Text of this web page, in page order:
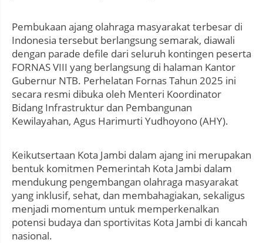
Pembukaan ajang olahraga masyarakat terbesar di
Indonesia tersebut berlangsung semarak, diawali
dengan parade defile dari seluruh kontingen peserta
FORNAS VIII yang berlangsung di halaman Kantor
Gubernur NTB. Perhelatan Fornas Tahun 2025 ini
secara resmi dibuka oleh Menteri Koordinator
Bidang Infrastruktur dan Pembangunan
Kewilayahan, Agus Harimurti Yudhoyono (AHY).
Keikutsertaan Kota Jambi dalam ajang ini merupakan
bentuk komitmen Pemerintah Kota Jambi dalam
mendukung pengembangan olahraga masyarakat
yang inklusif, sehat, dan membahagiakan, sekaligus
menjadi momentum untuk memperkenalkan
potensi budaya dan sportivitas Kota Jambi di kancah
nasional.